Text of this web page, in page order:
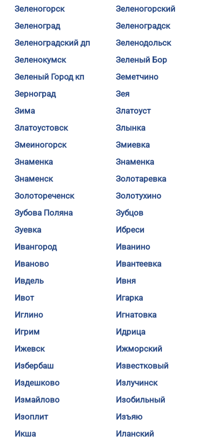
Зеленогорск
Зеленогорский
Зеленоград
Зеленоградск
Зеленоградский дп
Зеленодольск
Зеленокумск
Зеленый Бор
Зеленый Город кп
Земетчино
Зерноград
Зея
Зима
Златоуст
Златоустовск
Злынка
Змеиногорск
Змиевка
Знаменка
Знаменка
Знаменск
Золотаревка
Золотореченск
Золотухино
Зубова Поляна
Зубцов
Зуевка
Ибреси
Ивангород
Иванино
Иваново
Ивантеевка
Ивдель
Ивня
Ивот
Игарка
Иглино
Игнатовка
Игрим
Идрица
Ижевск
Ижморский
Избербаш
Известковый
Издешково
Излучинск
Измайлово
Изобильный
Изоплит
Изъяю
Икша
Иланский